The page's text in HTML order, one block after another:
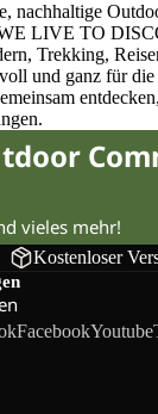
nachhaltige
LIVE TO
Trekking,
und ganz für
vieles mehr!
Kostenloser
FacebookYoutube